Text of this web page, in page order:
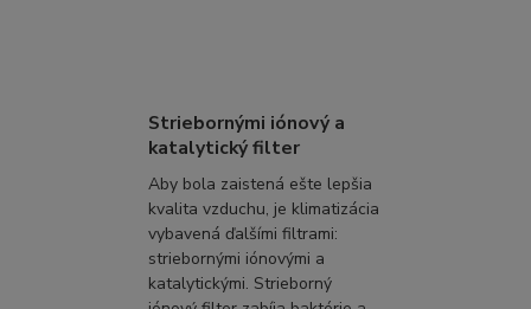
Striebornými iónový a
katalytický filter
Aby bola zaistená ešte lepšia
kvalita vzduchu, je klimatizácia
vybavená ďalšími filtrami:
striebornými iónovými a
katalytickými. Strieborný